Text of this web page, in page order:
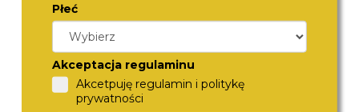
CITIZEN
Płeć
Akceptacja regulaminu
Akcetpuję regulamin i politykę
prywatności